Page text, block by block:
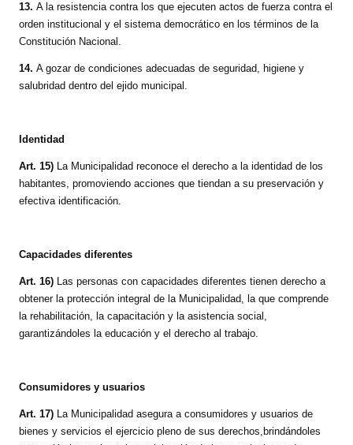
13. A la resistencia contra los que ejecuten actos de fuerza contra el
orden institucional y el sistema democrático en los términos de la
Constitución Nacional.
14. A gozar de condiciones adecuadas de seguridad, higiene y
salubridad dentro del ejido municipal.
Identidad
Art. 15) La Municipalidad reconoce el derecho a la identidad de los
habitantes, promoviendo acciones que tiendan a su preservación y
efectiva identificación.
Capacidades diferentes
Art. 16) Las personas con capacidades diferentes tienen derecho a
obtener la protección integral de la Municipalidad, la que comprende
la rehabilitación, la capacitación y la asistencia social,
garantizándoles la educación y el derecho al trabajo.
Consumidores y usuarios
Art. 17) La Municipalidad asegura a consumidores y usuarios de
bienes y servicios el ejercicio pleno de sus derechos,brindándoles